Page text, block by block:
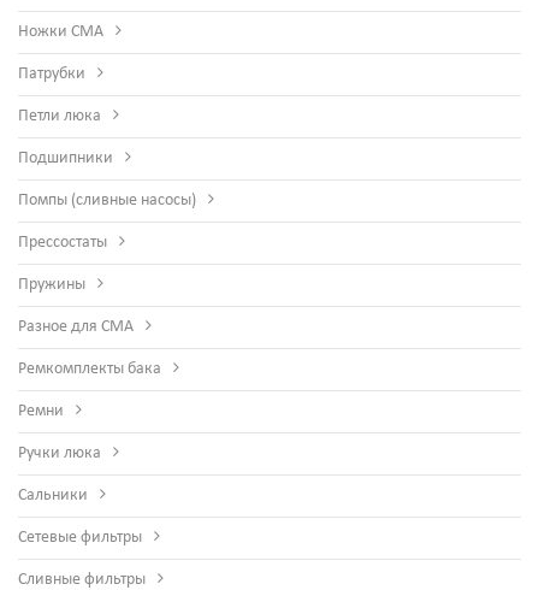
Ножки СМА
Патрубки
Петли люка
Подшипники
Помпы (сливные насосы)
Прессостаты
Пружины
Разное для СМА
Ремкомплекты бака
Ремни
Ручки люка
Сальники
Сетевые фильтры
Сливные фильтры